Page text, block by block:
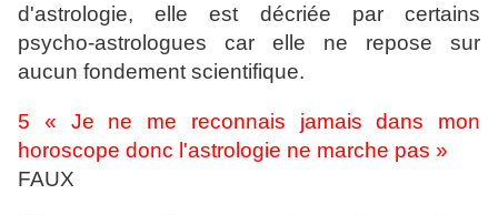
d'astrologie, elle est décriée par certains
psycho-astrologues car elle ne repose sur
aucun fondement scientifique.
5 « Je ne me reconnais jamais dans mon
horoscope donc l'astrologie ne marche pas »
FAUX